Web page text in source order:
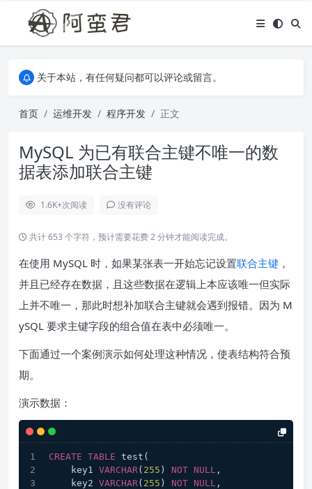
关于本站，有任何疑问都可以评论或留言。
关于本站，有任何疑问都可以评论或留言。
首页
运维开发 程序开发 正文
MySQL 为已有联合主键不唯一的数
据表添加联合主键
1.6K+次阅读 没有评论
共计 653 个字符，预计需要花费 2 分钟才能阅读完成。
在使用 MySQL 时，如果某张表一开始忘记设置联合主键 ，
并且已经存在数据，且这些数据在逻辑上本应该唯一但实际
上并不唯一，那此时想补加联合主键就会遇到报错。因为 M
ySQL 要求主键字段的组合值在表中必须唯一。
下面通过一个案例演示如何处理这种情况，使表结构符合预
期。
演示数据：
CREATE TABLE test(
    key1
VARCHAR( 255 ) NOT NULL ,
    key2
VARCHAR( 255 ) NOT NULL ,